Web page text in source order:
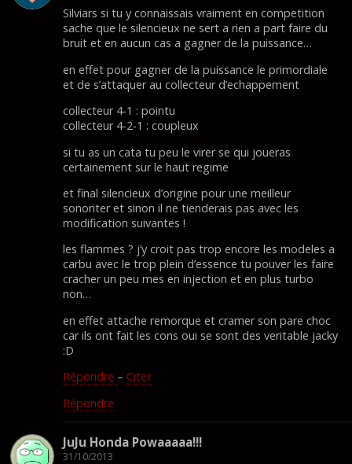
Silviars si tu y connaissais vraiment en competition
sache que le silencieux ne sert a rien a part faire du
bruit et en aucun cas a gagner de la puissance…
en effet pour gagner de la puissance le primordiale
et de s’attaquer au collecteur d’echappement
collecteur 4-1 : pointu
collecteur 4-2-1 : coupleux
si tu as un cata tu peu le virer se qui joueras
certainement sur le haut regime
et final silencieux d’origine pour une meilleur
sonoriter et sinon il ne tienderais pas avec les
modification suivantes !
les flammes ? j’y croit pas trop encore les modeles a
carbu avec le trop plein d’essence tu pouver les faire
cracher un peu mes en injection et en plus turbo
non…
en effet attache remorque et cramer son pare choc
car ils ont fait les cons oui se sont des veritable jacky
:D
Répondre – Citer
Répondre
JuJu Honda Powaaaaa!!!
31/10/2013